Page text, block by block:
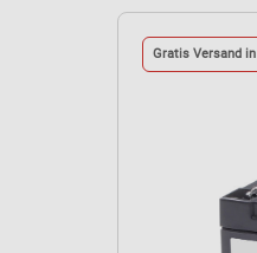
Gratis Versand